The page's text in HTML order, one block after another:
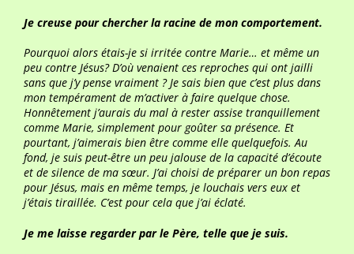
Je creuse pour chercher la racine de mon comportement.
Pourquoi alors étais-je si irritée contre Marie… et même un
peu contre Jésus? D’où venaient ces reproches qui ont jailli
sans que j’y pense vraiment ? Je sais bien que c’est plus dans
mon tempérament de m’activer à faire quelque chose.
Honnêtement j’aurais du mal à rester assise tranquillement
comme Marie, simplement pour goûter sa présence. Et
pourtant, j’aimerais bien être comme elle quelquefois. Au
fond, je suis peut-être un peu jalouse de la capacité d’écoute
et de silence de ma sœur. J’ai choisi de préparer un bon repas
pour Jésus, mais en même temps, je louchais vers eux et
j’étais tiraillée. C’est pour cela que j’ai éclaté.
Je me laisse regarder par le Père, telle que je suis.